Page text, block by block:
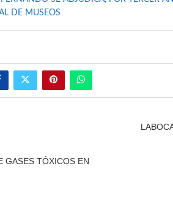
DE MUSEOS
GASES TÓXICOS EN